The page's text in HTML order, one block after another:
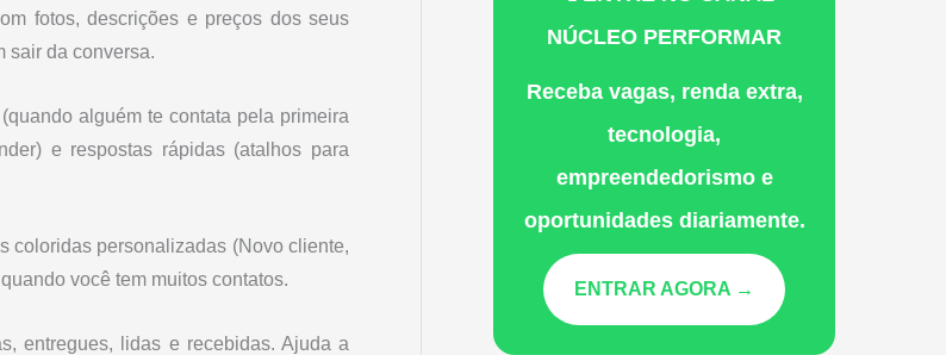
fotos, descrições e preços dos seus
sair da conversa.
alguém te contata pela primeira
e respostas rápidas (atalhos para
coloridas personalizadas (Novo cliente,
você tem muitos contatos.
entregues, lidas e recebidas. Ajuda a
NÚCLEO PERFORMAR
Receba vagas, renda extra,
tecnologia,
empreendedorismo e
oportunidades diariamente.
ENTRAR AGORA →